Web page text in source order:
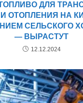
ДЛЯ
ОТОПЛЕНИЯ НА
СЕЛЬСКОГО
— ВЫРАСТУТ
12.12.2024